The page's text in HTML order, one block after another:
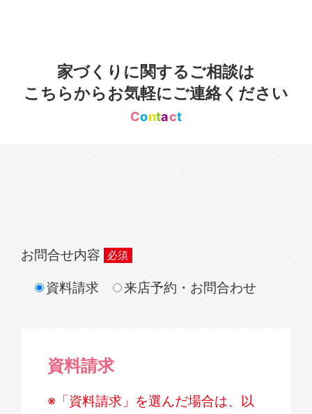
家づくりに関するご相談は
こちらからお気軽にご連絡ください
Contact
お問合せ内容
資料請求
来店予約・お問合わせ
資料請求
※「資料請求」を選んだ場合は、以